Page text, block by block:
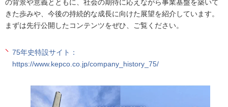
の背景や意義とともに、社会の期待に応えながら事業基盤を築いて
きた歩みや、今後の持続的な成長に向けた展望を紹介しています。
まずは先行公開したコンテンツをぜひ、ご覧ください。
75年史特設サイト：
https://www.kepco.co.jp/company_history_75/